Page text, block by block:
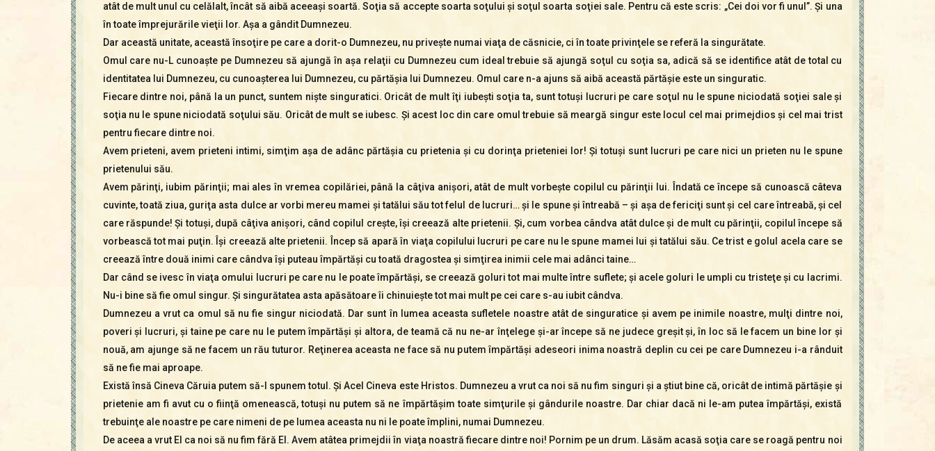
atât de mult unul cu celălalt, încât să aibă aceeaşi soartă. Soţia să accepte soarta soţului şi soţul soarta soţiei sale. Pentru că este scris: „Cei doi vor fi unul”. Şi una
în toate împrejurările vieţii lor. Aşa a gândit Dumnezeu.
Dar această unitate, această însoţire pe care a dorit-o Dumnezeu, nu priveşte numai viaţa de căsnicie, ci în toate privinţele se referă la singurătate.
Omul care nu-L cunoaşte pe Dumnezeu să ajungă în aşa relaţii cu Dumnezeu cum ideal trebuie să ajungă soţul cu soţia sa, adică să se identifice atât de total cu
identitatea lui Dumnezeu, cu cunoaşterea lui Dumnezeu, cu părtăşia lui Dumnezeu. Omul care n-a ajuns să aibă această părtăşie este un singuratic.
Fiecare dintre noi, până la un punct, suntem nişte singuratici. Oricât de mult îţi iubeşti soţia ta, sunt totuşi lucruri pe care soţul nu le spune niciodată soţiei sale şi
soţia nu le spune niciodată soţului său. Oricât de mult se iubesc. Şi acest loc din care omul trebuie să meargă singur este locul cel mai primejdios şi cel mai trist
pentru fiecare dintre noi.
Avem prieteni, avem prieteni intimi, simţim aşa de adânc părtăşia cu prietenia şi cu dorinţa prieteniei lor! Şi totuşi sunt lucruri pe care nici un prieten nu le spune
prietenului său.
Avem părinţi, iubim părinţii; mai ales în vremea copilăriei, până la câţiva anişori, atât de mult vorbeşte copilul cu părinţii lui. Îndată ce începe să cunoască câteva
cuvinte, toată ziua, guriţa asta dulce ar vorbi mereu mamei şi tatălui său tot felul de lucruri… şi le spune şi întreabă – şi aşa de fericiţi sunt şi cel care întreabă, şi cel
care răspunde! Şi totuşi, după câţiva anişori, când copilul creşte, îşi creează alte prietenii. Şi, cum vorbea cândva atât dulce şi de mult cu părinţii, copilul începe să
vorbească tot mai puţin. Îşi creează alte prietenii. Încep să apară în viaţa copilului lucruri pe care nu le spune mamei lui şi tatălui său. Ce trist e golul acela care se
creează între două inimi care cândva îşi puteau împărtăşi cu toată dragostea şi simţirea inimii cele mai adânci taine…
Dar când se ivesc în viaţa omului lucruri pe care nu le poate împărtăşi, se creează goluri tot mai multe între suflete; şi acele goluri le umpli cu tristeţe şi cu lacrimi.
Nu-i bine să fie omul singur. Şi singurătatea asta apăsătoare îi chinuieşte tot mai mult pe cei care s-au iubit cândva.
Dumnezeu a vrut ca omul să nu fie singur niciodată. Dar sunt în lumea aceasta sufletele noastre atât de singuratice şi avem pe inimile noastre, mulţi dintre noi,
poveri şi lucruri, şi taine pe care nu le putem împărtăşi şi altora, de teamă că nu ne-ar înţelege şi-ar începe să ne judece greşit şi, în loc să le facem un bine lor şi
nouă, am ajunge să ne facem un rău tuturor. Reţinerea aceasta ne face să nu putem împărtăşi adeseori inima noastră deplin cu cei pe care Dumnezeu i-a rânduit
să ne fie mai aproape.
Există însă Cineva Căruia putem să-I spunem totul. Şi Acel Cineva este Hristos. Dumnezeu a vrut ca noi să nu fim singuri şi a ştiut bine că, oricât de intimă părtăşie şi
prietenie am fi avut cu o fiinţă omenească, totuşi nu putem să ne împărtăşim toate simţurile şi gândurile noastre. Dar chiar dacă ni le-am putea împărtăşi, există
trebuinţe ale noastre pe care nimeni de pe lumea aceasta nu ni le poate împlini, numai Dumnezeu.
De aceea a vrut El ca noi să nu fim fără El. Avem atâtea primejdii în viaţa noastră fiecare dintre noi! Pornim pe un drum. Lăsăm acasă soţia care se roagă pentru noi